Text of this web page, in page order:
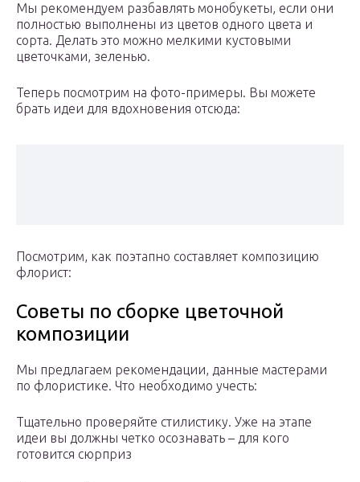
Мы рекомендуем разбавлять монобукеты, если они
полностью выполнены из цветов одного цвета и
сорта. Делать это можно мелкими кустовыми
цветочками, зеленью.
Теперь посмотрим на фото-примеры. Вы можете
брать идеи для вдохновения отсюда:
Посмотрим, как поэтапно составляет композицию
флорист:
Советы по сборке цветочной
композиции
Мы предлагаем рекомендации, данные мастерами
по флористике. Что необходимо учесть:
Тщательно проверяйте стилистику. Уже на этапе
идеи вы должны четко осознавать – для кого
готовится сюрприз